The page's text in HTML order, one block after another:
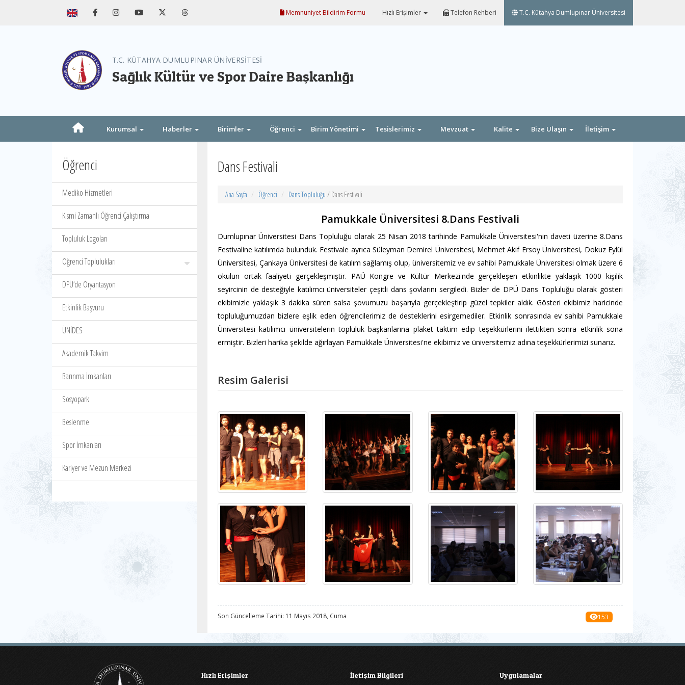
Memnuniyet Bildirim Formu Hızlı Erişimler Telefon Rehberi T.C. Kütahya Dumlupınar Üniversitesi
T.C. KÜTAHYA DUMLUPINAR ÜNİVERSİTESİ
Sağlık Kültür ve Spor Daire Başkanlığı
Kurumsal Haberler Birimler Öğrenci Birim Yönetimi Tesislerimiz Mevzuat Kalite Bize Ulaşın İletişim
Öğrenci
Mediko Hizmetleri
Kısmi Zamanlı Öğrenci Çalıştırma
Topluluk Logoları
Öğrenci Toplulukları
DPÜ‘de Oryantasyon
Etkinlik Başvuru
ÜNİDES
Akademik Takvim
Barınma İmkanları
Sosyopark
Beslenme
Spor İmkanları
Kariyer ve Mezun Merkezi
Dans Festivali
Ana Sayfa Öğrenci Dans Topluluğu / Dans Festivali
Pamukkale Üniversitesi 8.Dans Festivali
Dumlupınar Üniversitesi Dans Topluluğu olarak 25 Nisan 2018 tarihinde Pamukkale Üniversitesi'nin daveti üzerine 8.Dans
Festivaline katılımda bulunduk. Festivale ayrıca Süleyman Demirel Üniversitesi, Mehmet Akif Ersoy Üniversitesi, Dokuz Eylül
Üniversitesi, Çankaya Üniversitesi de katılım sağlamış olup, üniversitemiz ve ev sahibi Pamukkale Üniversitesi olmak üzere 6
okulun ortak faaliyeti gerçekleşmiştir. PAÜ Kongre ve Kültür Merkezi'nde gerçekleşen etkinlikte yaklaşık 1000 kişilik
seyircinin de desteğiyle katılımcı üniversiteler çeşitli dans şovlarını sergiledi. Bizler de DPÜ Dans Topluluğu olarak gösteri
ekibimizle yaklaşık 3 dakika süren salsa şovumuzu başarıyla gerçekleştirip güzel tepkiler aldık. Gösteri ekibimiz haricinde
topluluğumuzdan bizlere eşlik eden öğrencilerimiz de desteklerini esirgemediler. Etkinlik sonrasında ev sahibi Pamukkale
Üniversitesi katılımcı üniversitelerin topluluk başkanlarına plaket taktim edip teşekkürlerini ilettikten sonra etkinlik sona
ermiştir. Bizleri harika şekilde ağırlayan Pamukkale Üniversitesi'ne ekibimiz ve üniversitemiz adına teşekkürlerimizi sunarız.
Resim Galerisi
Son Güncelleme Tarihi: 11 Mayıs 2018, Cuma 153
Hızlı Erişimler İletişim Bilgileri Uygulamalar